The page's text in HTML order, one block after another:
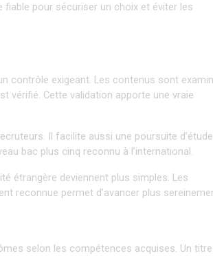
pour sécuriser un choix et éviter les
contrôle exigeant. Les contenus sont
vérifié. Cette validation apporte une vraie
Il facilite aussi une poursuite
bac plus cinq reconnu à l’international.
étrangère deviennent plus simples. Les
reconnue permet d’avancer plus
selon les compétences acquises. Un